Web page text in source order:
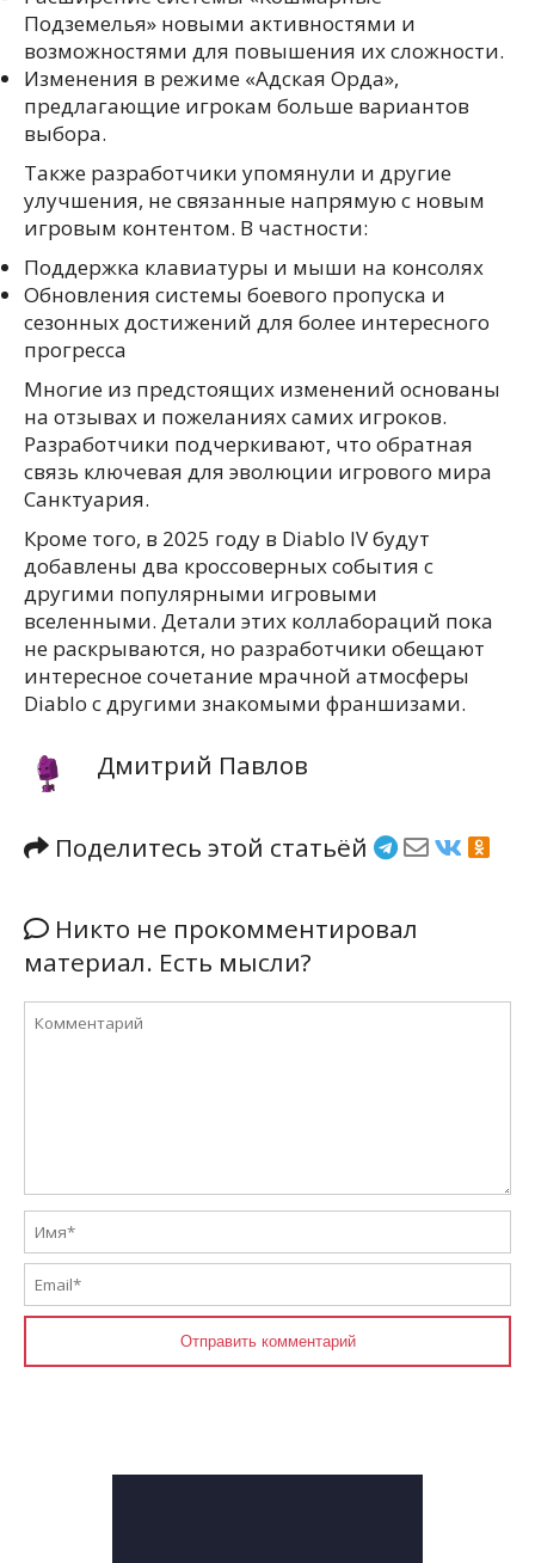
Подземелья» новыми активностями и
возможностями для повышения их сложности.
Изменения в режиме «Адская Орда»,
предлагающие игрокам больше вариантов
выбора.
Также разработчики упомянули и другие
улучшения, не связанные напрямую с новым
игровым контентом. В частности:
Поддержка клавиатуры и мыши на консолях
Обновления системы боевого пропуска и
сезонных достижений для более интересного
прогресса
Многие из предстоящих изменений основаны
на отзывах и пожеланиях самих игроков.
Разработчики подчеркивают, что обратная
связь ключевая для эволюции игрового мира
Санктуария.
Кроме того, в 2025 году в Diablo IV будут
добавлены два кроссоверных события с
другими популярными игровыми
вселенными. Детали этих коллабораций пока
не раскрываются, но разработчики обещают
интересное сочетание мрачной атмосферы
Diablo с другими знакомыми франшизами.
Дмитрий Павлов
Поделитесь этой статьёй
Никто не прокомментировал
материал. Есть мысли?